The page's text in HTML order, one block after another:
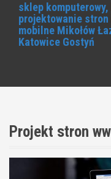
sklep
projektowanie
mobilne Mikołów
Katowice Gostyń
Projekt stron